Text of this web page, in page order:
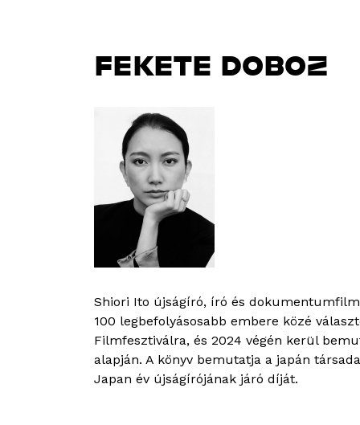
FEKETE DOBOZ
Shiori Ito újságíró, író és
100 legbefolyásosabb embere közé
Filmfesztiválra, és 2024 végén kerül
alapján. A könyv bemutatja a japán
Japan év újságírójának járó díját.